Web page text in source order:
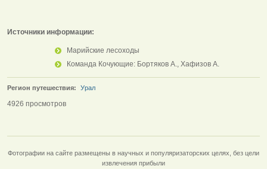
Источники информации:
Марийские лесоходы
Команда Кочующие: Бортяков А., Хафизов А.
Регион путешествия: Урал
4926 просмотров
Фотографии на сайте размещены в научных и популяризаторских целях, без цели
извлечения прибыли